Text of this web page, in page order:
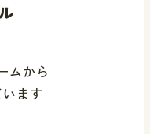
ムから
ます